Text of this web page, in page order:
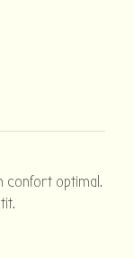
confort optimal.